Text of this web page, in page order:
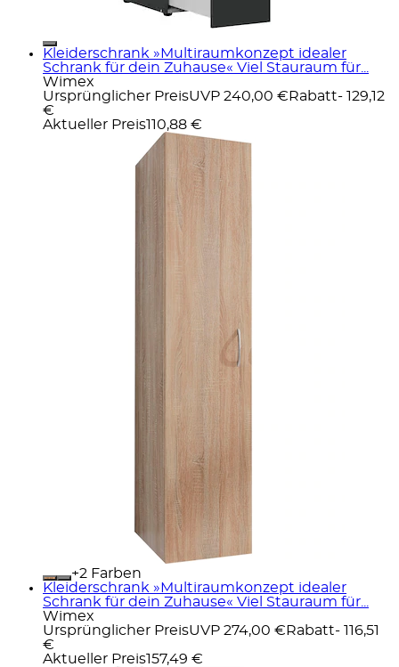
Kleiderschrank »Multiraumkonzept idealer
Schrank für dein Zuhause« Viel Stauraum für...
Wimex
Ursprünglicher PreisUVP 240,00 € Rabatt- 129,12
€
Aktueller Preis110,88 €
+
Farben
Kleiderschrank »Multiraumkonzept idealer
Schrank für dein Zuhause« Viel Stauraum für...
Wimex
Ursprünglicher PreisUVP 274,00 € Rabatt- 116,51
€
Aktueller Preis157,49 €